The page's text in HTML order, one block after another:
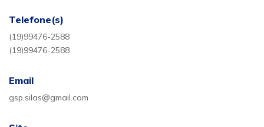
Telefone(s)
(19)99476-2588
(19)99476-2588
Email
gsp.silas@gmail.com